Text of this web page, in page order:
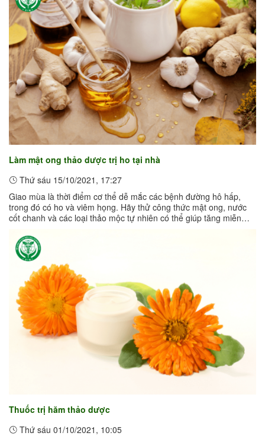
Làm mật ong thảo dược trị ho tại nhà
Thứ sáu 15/10/2021, 17:27
Giao mùa là thời điểm cơ thể dễ mắc các bệnh đường hô hấp,
trong đó có ho và viêm họng. Hãy thử công thức mật ong, nước
cốt chanh và các loại thảo mộc tự nhiên có thể giúp tăng miễn
Thuốc trị hăm thảo dược
Thứ sáu 01/10/2021, 10:05